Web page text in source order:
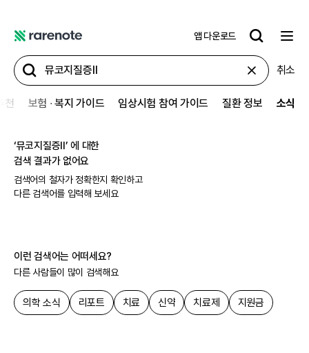
어
노
트
앱 다운로드
취소
천 보험 ∙ 복지 가이드 임상시험 참여 가이드 질환 정보 소식
‘뮤코지질증Ⅱ’ 에 대한
검색 결과가 없어요
검색어의 철자가 정확한지 확인하고
다른 검색어를 입력해 보세요
이런 검색어는 어떠세요?
다른 사람들이 많이 검색해요
의학 소식 리포트 치료 신약 치료제 지원금